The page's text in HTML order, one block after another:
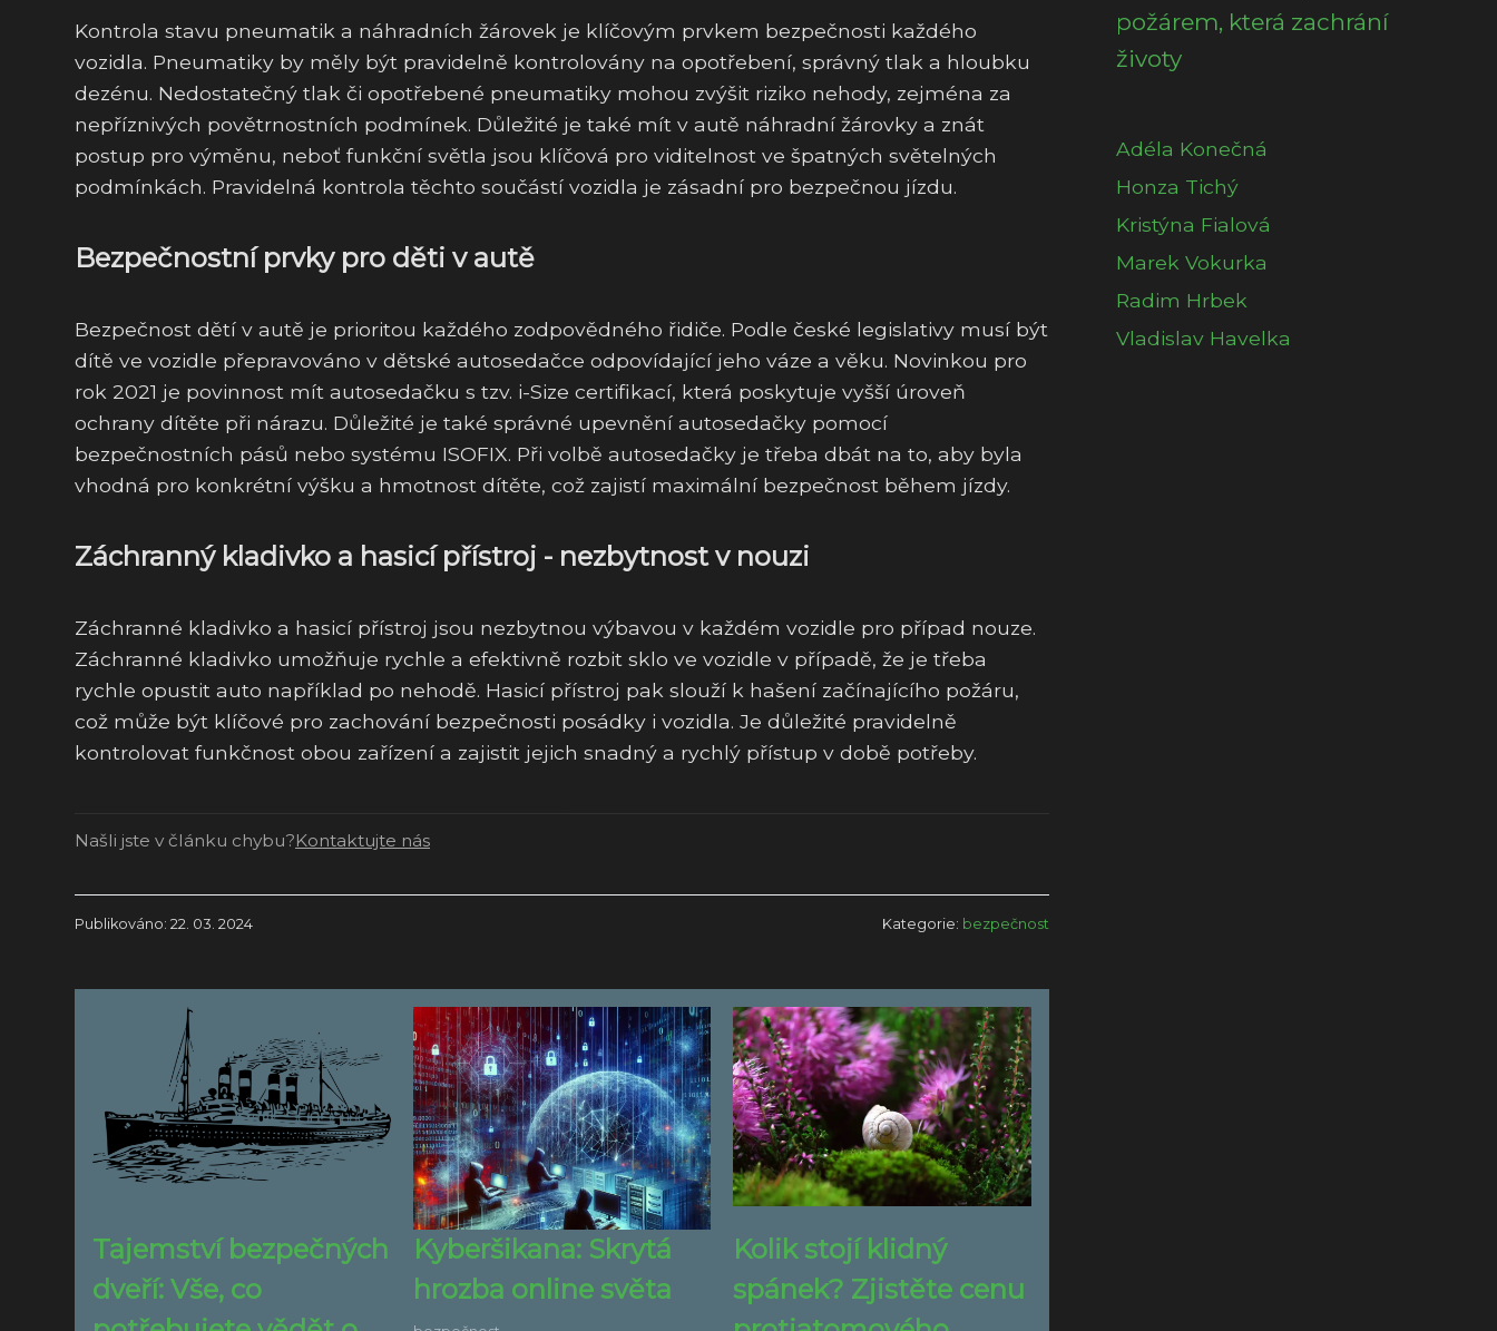
Kontrola stavu pneumatik a náhradních žárovek je klíčovým prvkem bezpečnosti každého
vozidla. Pneumatiky by měly být pravidelně kontrolovány na opotřebení, správný tlak a hloubku
dezénu. Nedostatečný tlak či opotřebené pneumatiky mohou zvýšit riziko nehody, zejména za
nepříznivých povětrnostních podmínek. Důležité je také mít v autě náhradní žárovky a znát
postup pro výměnu, neboť funkční světla jsou klíčová pro viditelnost ve špatných světelných
podmínkách. Pravidelná kontrola těchto součástí vozidla je zásadní pro bezpečnou jízdu.
Bezpečnostní prvky pro děti v autě
Bezpečnost dětí v autě je prioritou každého zodpovědného řidiče. Podle české legislativy musí být
dítě ve vozidle přepravováno v dětské autosedačce odpovídající jeho váze a věku. Novinkou pro
rok 2021 je povinnost mít autosedačku s tzv. i-Size certifikací, která poskytuje vyšší úroveň
ochrany dítěte při nárazu. Důležité je také správné upevnění autosedačky pomocí
bezpečnostních pásů nebo systému ISOFIX. Při volbě autosedačky je třeba dbát na to, aby byla
vhodná pro konkrétní výšku a hmotnost dítěte, což zajistí maximální bezpečnost během jízdy.
Záchranný kladivko a hasicí přístroj - nezbytnost v nouzi
Záchranné kladivko a hasicí přístroj jsou nezbytnou výbavou v každém vozidle pro případ nouze.
Záchranné kladivko umožňuje rychle a efektivně rozbit sklo ve vozidle v případě, že je třeba
rychle opustit auto například po nehodě. Hasicí přístroj pak slouží k hašení začínajícího požáru,
což může být klíčové pro zachování bezpečnosti posádky i vozidla. Je důležité pravidelně
kontrolovat funkčnost obou zařízení a zajistit jejich snadný a rychlý přístup v době potřeby.
Našli jste v článku chybu?Kontaktujte nás
Publikováno: 22. 03. 2024 Kategorie: bezpečnost
Tajemství bezpečných
dveří: Vše, co
Kyberšikana: Skrytá
hrozba online světa
Kolik stojí klidný
spánek? Zjistěte cenu
požárem, která zachrání
životy
Adéla Konečná
Honza Tichý
Kristýna Fialová
Marek Vokurka
Radim Hrbek
Vladislav Havelka